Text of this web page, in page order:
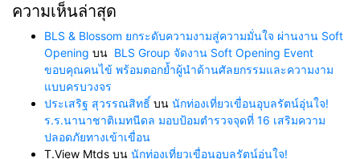
ความเห็นล่าสุด
BLS & Blossom ยกระดับความงามสู่ความมั่นใจ ผ่านงาน Soft
Opening บน BLS Group จัดงาน Soft Opening Event
ขอบคุณคนไข้ พร้อมตอกย้ำผู้นำด้านศัลยกรรมและความงาม
แบบครบวงจร
ประเสริฐ สุวรรณสิทธิ์ บน นักท่องเที่ยวเขื่อนอุบลรัตน์อุ่นใจ!
ร.ร.นานาชาติเมทนีดล มอบป้อมตำรวจจุดที่ 16 เสริมความ
ปลอดภัยทางเข้าเขื่อน
T.View Mtds บน นักท่องเที่ยวเขื่อนอุบลรัตน์อุ่นใจ!